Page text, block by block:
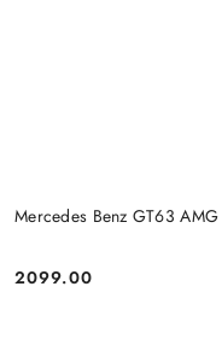
Mercedes Benz GT63
Cena:
2099.00